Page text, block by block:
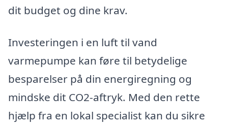
dit budget og dine krav.
Investeringen i en luft til vand
varmepumpe kan føre til betydelige
besparelser på din energiregning og
mindske dit CO2-aftryk. Med den rette
hjælp fra en lokal specialist kan du sikre